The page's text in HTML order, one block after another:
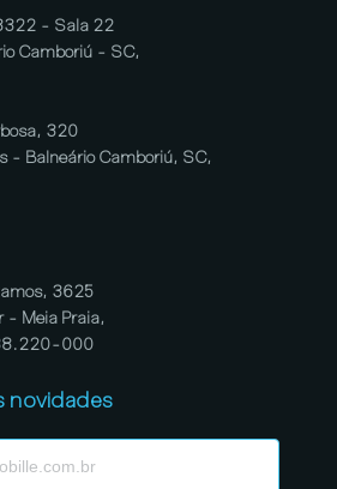
- Sala 22
Camboriú - SC,
320
- Balneário Camboriú, SC,
3625
- Meia Praia,
000
novidades